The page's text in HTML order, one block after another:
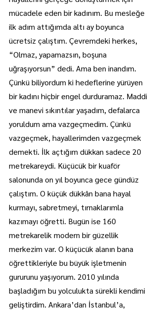
mücadele eden bir kadınım. Bu mesleğe
ilk adım attığımda altı ay boyunca
ücretsiz çalıştım. Çevremdeki herkes,
“Olmaz, yapamazsın, boşuna
uğraşıyorsun” dedi. Ama ben inandım.
Çünkü biliyordum ki hedeflerine yürüyen
bir kadını hiçbir engel durduramaz. Maddi
ve manevi sıkıntılar yaşadım, defalarca
yoruldum ama vazgeçmedim. Çünkü
vazgeçmek, hayallerimden vazgeçmek
demekti. İlk açtığım dükkan sadece 20
metrekareydi. Küçücük bir kuaför
salonunda on yıl boyunca gece gündüz
çalıştım. O küçük dükkân bana hayal
kurmayı, sabretmeyi, tırnaklarımla
kazımayı öğretti. Bugün ise 160
metrekarelik modern bir güzellik
merkezim var. O küçücük alanın bana
öğrettikleriyle bu büyük işletmenin
gururunu yaşıyorum. 2010 yılında
başladığım bu yolculukta sürekli kendimi
geliştirdim. Ankara’dan İstanbul’a,